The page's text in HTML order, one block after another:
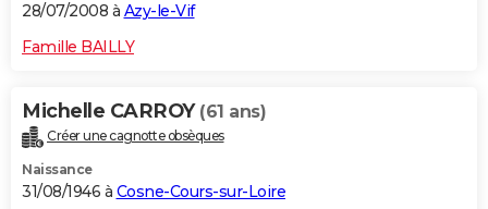
28/07/2008 à Azy-le-Vif
Famille BAILLY
Michelle CARROY (61 ans)
Créer une cagnotte obsèques
Naissance
31/08/1946 à Cosne-Cours-sur-Loire